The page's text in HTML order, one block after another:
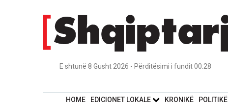
E shtunë 8 Gusht 2026 - Përditësimi i fundit 00:28
HOME EDICIONET LOKALE KRONIKË POLITIKË